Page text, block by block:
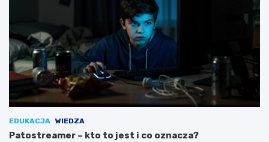
EDUKACJA WIEDZA
Patostreamer – kto to jest i co oznacza?